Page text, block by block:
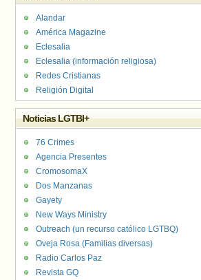
Alandar
América Magazine
Eclesalia
Eclesalia (información religiosa)
Redes Cristianas
Religión Digital
Noticias LGTBI+
76 Crimes
Agencia Presentes
CromosomaX
Dos Manzanas
Gayety
New Ways Ministry
Outreach (un recurso católico LGTBQ)
Oveja Rosa (Familias diversas)
Radio Carlos Paz
Revista GQ